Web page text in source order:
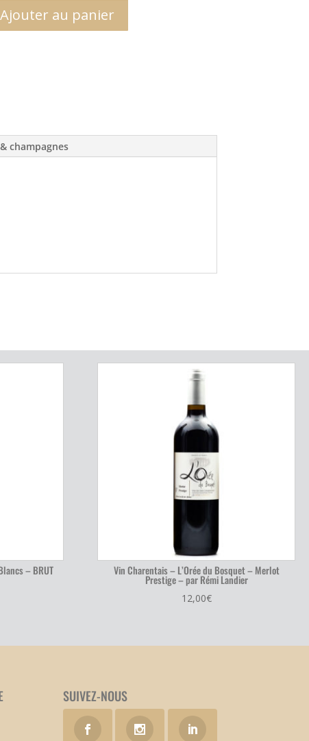
Ajouter au panier
champagnes
– BRUT Vin Charentais – L’Orée du Bosquet – Merlot
Prestige – par Rémi Landier
12,00€
SUIVEZ-NOUS